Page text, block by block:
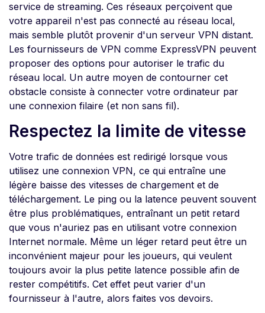
service de streaming. Ces réseaux perçoivent que
votre appareil n'est pas connecté au réseau local,
mais semble plutôt provenir d'un serveur VPN distant.
Les fournisseurs de VPN comme ExpressVPN peuvent
proposer des options pour autoriser le trafic du
réseau local. Un autre moyen de contourner cet
obstacle consiste à connecter votre ordinateur par
une connexion filaire (et non sans fil).
Respectez la limite de vitesse
Votre trafic de données est redirigé lorsque vous
utilisez une connexion VPN, ce qui entraîne une
légère baisse des vitesses de chargement et de
téléchargement. Le ping ou la latence peuvent souvent
être plus problématiques, entraînant un petit retard
que vous n'auriez pas en utilisant votre connexion
Internet normale. Même un léger retard peut être un
inconvénient majeur pour les joueurs, qui veulent
toujours avoir la plus petite latence possible afin de
rester compétitifs. Cet effet peut varier d'un
fournisseur à l'autre, alors faites vos devoirs.